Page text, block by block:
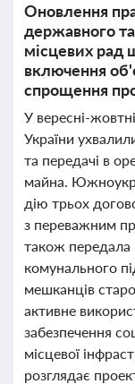
Оновлення
державного
місцевих рад
включення
спрощення
У вересні-
України
та передачі в
майна.
дію трьох
з переважним
також
комунального
мешканців
активне
забезпечення
місцевої
розглядає